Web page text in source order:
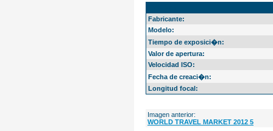
Fabricante:
Modelo:
Tiempo de exposici�n:
Valor de apertura:
Velocidad ISO:
Fecha de creaci�n:
Longitud focal:
Imagen anterior:
WORLD TRAVEL MARKET 2012 5